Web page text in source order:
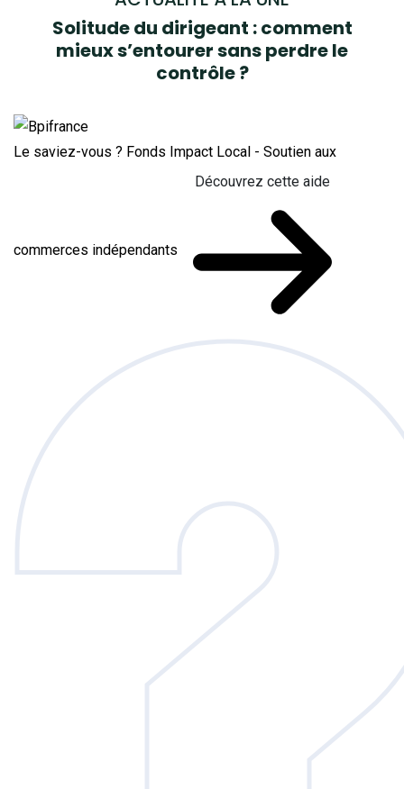
Solitude du dirigeant : comment
mieux s’entourer sans perdre le
contrôle ?
Le saviez-vous ? Fonds Impact Local - Soutien aux
commerces indépendants
Découvrez cette aide